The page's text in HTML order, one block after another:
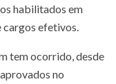
habilitados em
efetivos.
tem ocorrido, desde
no